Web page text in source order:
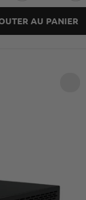
AU PANIER